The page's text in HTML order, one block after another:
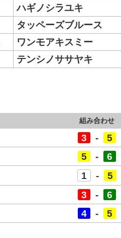
ハギノシラユキ
タッペーズブルース
ワンモアキスミー
テンシノササヤキ
組み合わせ
3 - 5
5 - 6
1 - 5
3 - 6
4 - 5